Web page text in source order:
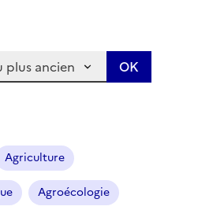
Agriculture
Agroécologie